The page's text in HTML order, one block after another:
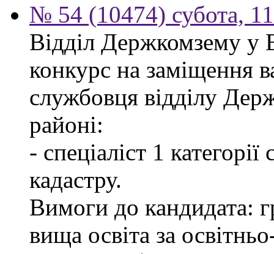
№ 54 (10474) субота,
Відділ Держкомзему у
конкурс на заміщення
службовця відділу
районі:
- спеціаліст 1
кадастру.
Вимоги до кандидата:
вища освіта за